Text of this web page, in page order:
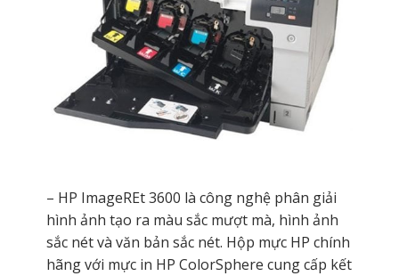
– HP ImageREt 3600 là công nghệ phân giải
hình ảnh tạo ra màu sắc mượt mà, hình ảnh
sắc nét và văn bản sắc nét. Hộp mực HP chính
hãng với mực in HP ColorSphere cung cấp kết